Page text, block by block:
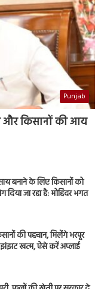
Punjab
और किसानों की आय
बनाने के लिए किसानों को
जा रहा है: मोहिंदर भगत
की पहचान, मिलेंगे भरपूर
झंझट खत्म, ऐसे करें अप्लाई